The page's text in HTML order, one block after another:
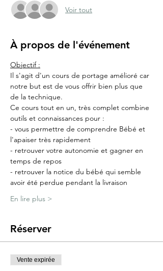
Voir tout
À propos de l'événement
Objectif :
Il s'agit d'un cours de portage amélioré car
notre but est de vous offrir bien plus que
de la technique.
Ce cours tout en un, très complet combine
outils et connaissances pour :
- vous permettre de comprendre Bébé et
l'apaiser très rapidement
- retrouver votre autonomie et gagner en
temps de repos
- retrouver la notice du bébé qui semble
avoir été perdue pendant la livraison
En lire plus >
Réserver
Vente expirée